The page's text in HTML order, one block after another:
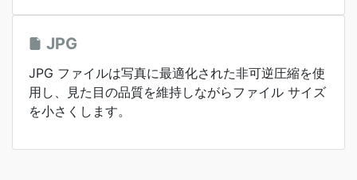
JPG
JPG ファイルは写真に最適化された非可逆圧縮を使
用し、見た目の品質を維持しながらファイル サイズ
を小さくします。